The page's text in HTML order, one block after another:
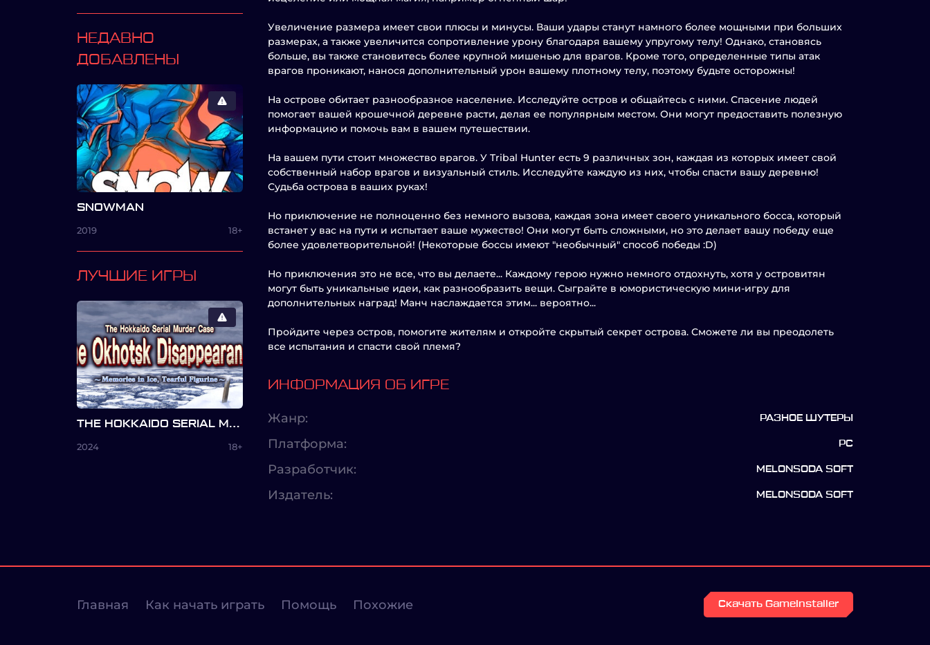
НЕДАВНО
ДОБАВЛЕНЫ
SNOWMAN
2019 18+
ЛУЧШИЕ ИГРЫ
THE HOKKAIDO SERIAL MURDER CASE THE OKHOTSK DISAPPEARANCE ~MEMORIES IN ICE, TEARFUL FIGURINE~
2024 18+
Увеличение размера имеет свои плюсы и минусы. Ваши удары станут намного более мощными при больших
размерах, а также увеличится сопротивление урону благодаря вашему упругому телу! Однако, становясь
больше, вы также становитесь более крупной мишенью для врагов. Кроме того, определенные типы атак
врагов проникают, нанося дополнительный урон вашему плотному телу, поэтому будьте осторожны!
На острове обитает разнообразное население. Исследуйте остров и общайтесь с ними. Спасение людей
помогает вашей крошечной деревне расти, делая ее популярным местом. Они могут предоставить полезную
информацию и помочь вам в вашем путешествии.
На вашем пути стоит множество врагов. У Tribal Hunter есть 9 различных зон, каждая из которых имеет свой
собственный набор врагов и визуальный стиль. Исследуйте каждую из них, чтобы спасти вашу деревню!
Судьба острова в ваших руках!
Но приключение не полноценно без немного вызова, каждая зона имеет своего уникального босса, который
встанет у вас на пути и испытает ваше мужество! Они могут быть сложными, но это делает вашу победу еще
более удовлетворительной! (Некоторые боссы имеют "необычный" способ победы :D)
Но приключения это не все, что вы делаете... Каждому герою нужно немного отдохнуть, хотя у островитян
могут быть уникальные идеи, как разнообразить вещи. Сыграйте в юмористическую мини-игру для
дополнительных наград! Манч наслаждается этим... вероятно...
Пройдите через остров, помогите жителям и откройте скрытый секрет острова. Сможете ли вы преодолеть
все испытания и спасти свой племя?
ИНФОРМАЦИЯ ОБ ИГРЕ
Жанр: РАЗНОЕ ШУТЕРЫ
Платформа: PC
Разработчик: MELONSODA SOFT
Издатель: MELONSODA SOFT
Главная Как начать играть Помощь Похожие Скачать GameInstaller